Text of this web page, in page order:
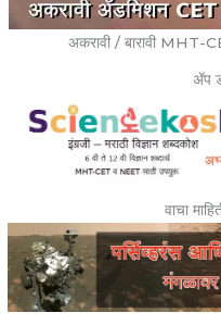
अकरावी / बारावी MHT-
ॲप
वाचा